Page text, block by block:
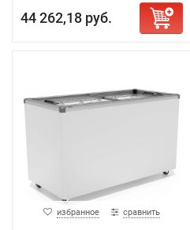
44 262,18 руб.
избранное сравнить